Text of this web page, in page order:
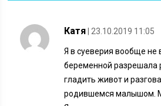
Катя | 23.10.2019 11:05
Я в суеверия вообще не
беременной разрешала
гладить живот и
родившемся малышом.